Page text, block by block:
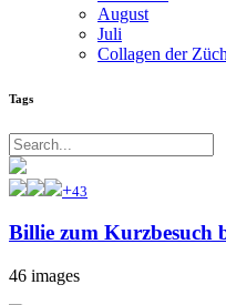
August
Juli
Collagen der
Tags
+43
Billie zum Kurzbesuch
46 images